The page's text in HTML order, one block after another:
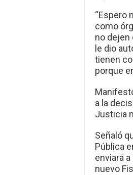
“Espero
como
no dejen
le dio
tienen
porque
a la
Justicia
Señaló
Pública
enviará
nuevo